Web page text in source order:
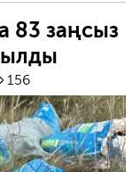
83 заңсыз
156